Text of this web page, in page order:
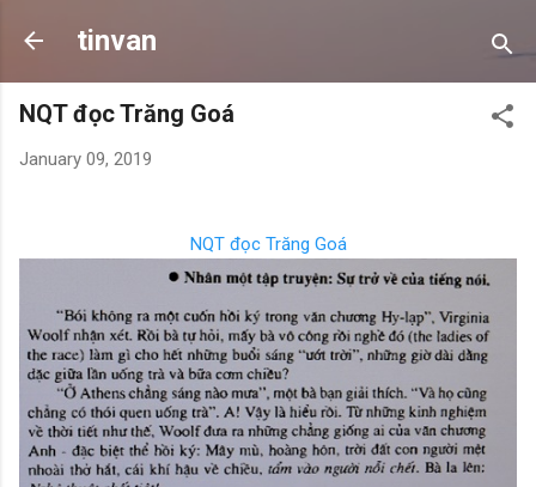
tinvan
NQT đọc Trăng Goá
January 09, 2019
NQT đọc Trăng Goá